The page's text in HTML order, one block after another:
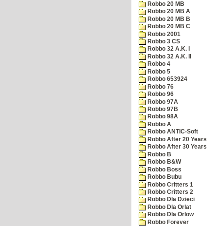
Robbo 20 MB
Robbo 20 MB A
Robbo 20 MB B
Robbo 20 MB C
Robbo 2001
Robbo 3 CS
Robbo 32 A.K. I
Robbo 32 A.K. II
Robbo 4
Robbo 5
Robbo 653924
Robbo 76
Robbo 96
Robbo 97A
Robbo 97B
Robbo 98A
Robbo A
Robbo ANTIC-Soft
Robbo After 20 Years
Robbo After 30 Years
Robbo B
Robbo B&W
Robbo Boss
Robbo Bubu
Robbo Critters 1
Robbo Critters 2
Robbo Dla Dzieci
Robbo Dla Orlat
Robbo Dla Orlow
Robbo Forever